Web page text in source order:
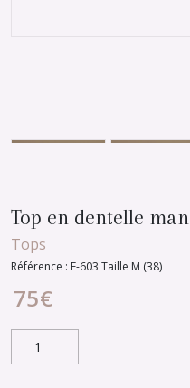
Top en dentelle
Tops
Référence : E-603 Taille M (38)
75€